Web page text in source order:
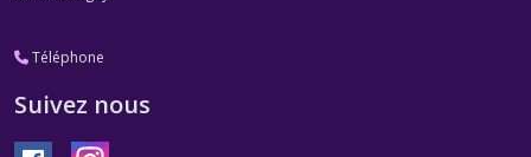
Téléphone
Suivez nous